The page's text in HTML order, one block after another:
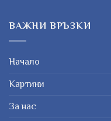
ВАЖНИ ВРЪЗКИ
Начало
Картини
За нас